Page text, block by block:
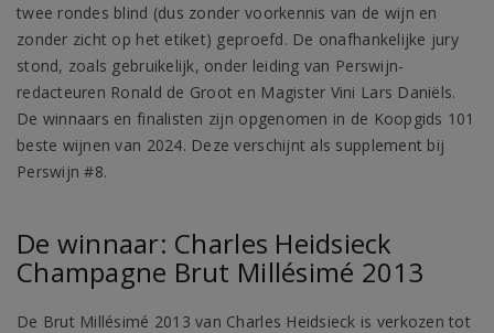
twee rondes blind (dus zonder voorkennis van de wijn en
zonder zicht op het etiket) geproefd. De onafhankelijke jury
stond, zoals gebruikelijk, onder leiding van Perswijn-
redacteuren Ronald de Groot en Magister Vini Lars Daniëls.
De winnaars en finalisten zijn opgenomen in de Koopgids 101
beste wijnen van 2024. Deze verschijnt als supplement bij
Perswijn #8.
De winnaar: Charles Heidsieck
Champagne Brut Millésimé 2013
De Brut Millésimé 2013 van Charles Heidsieck is verkozen tot